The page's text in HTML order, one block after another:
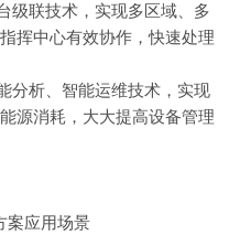
级联技术，实现多区域、多
挥中心有效协作，快速处理
分析、智能运维技术，实现
源消耗，大大提高设备管理